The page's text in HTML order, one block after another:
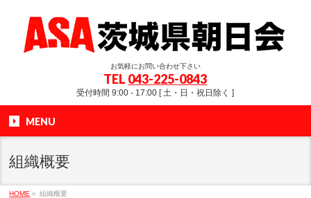
お気軽にお問い合わせ下さい
TEL 043-225-0843
受付時間 9:00 - 17:00 [ 土・日・祝日除く ]
MENU
組織概要
HOME » 組織概要